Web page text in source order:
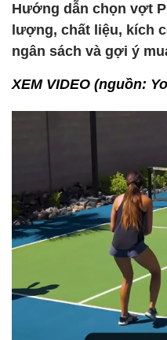
Hướng dẫn chọn vợt
lượng, chất liệu, kích
ngân sách và gợi ý
XEM VIDEO (nguồn: